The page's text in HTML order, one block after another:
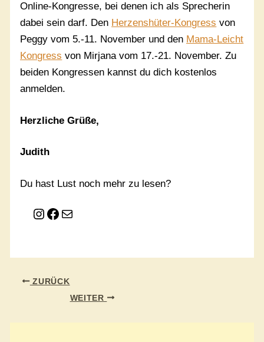
Online-Kongresse, bei denen ich als Sprecherin
dabei sein darf. Den Herzenshüter-Kongress von
Peggy vom 5.-11. November und den Mama-Leicht
Kongress von Mirjana vom 17.-21. November. Zu
beiden Kongressen kannst du dich kostenlos
anmelden.
Herzliche Grüße,
Judith
Du hast Lust noch mehr zu lesen?
Instagram
Facebook
E-Mail
ZURÜCK
WEITER